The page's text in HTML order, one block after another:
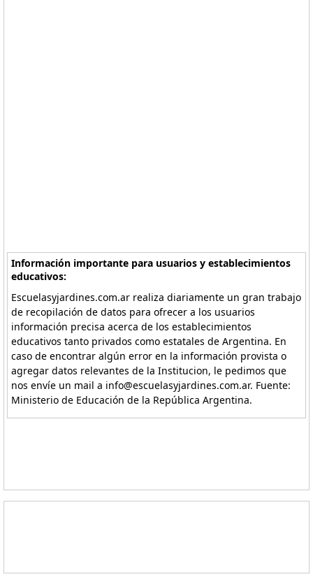
Información importante para usuarios y establecimientos
educativos:
Escuelasyjardines.com.ar realiza diariamente un gran trabajo
de recopilación de datos para ofrecer a los usuarios
información precisa acerca de los establecimientos
educativos tanto privados como estatales de Argentina. En
caso de encontrar algún error en la información provista o
agregar datos relevantes de la Institucion, le pedimos que
nos envíe un mail a info@escuelasyjardines.com.ar. Fuente:
Ministerio de Educación de la República Argentina.